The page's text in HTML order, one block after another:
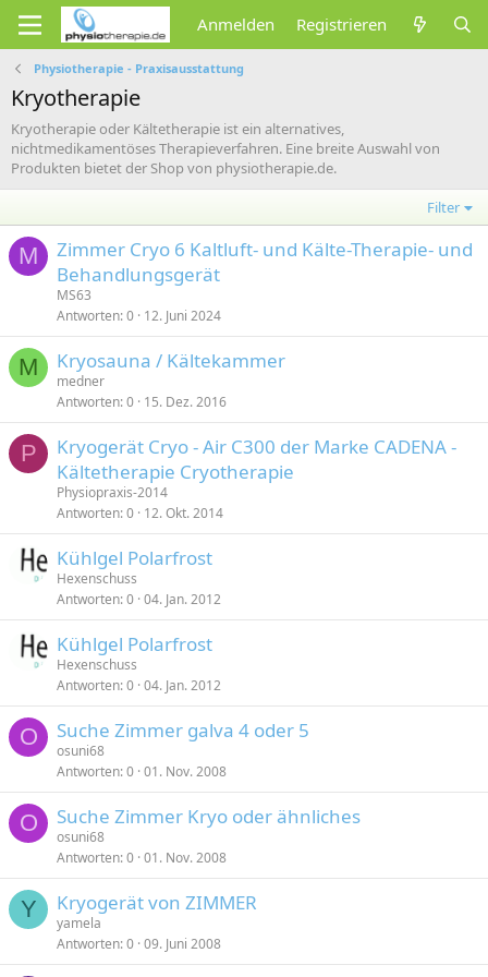
Anmelden Registrieren
Physiotherapie - Praxisausstattung
Kryotherapie
Kryotherapie oder Kältetherapie ist ein alternatives,
nichtmedikamentöses Therapieverfahren. Eine breite Auswahl von
Produkten bietet der Shop von physiotherapie.de.
Filter
M
Zimmer Cryo 6 Kaltluft- und Kälte-Therapie- und
Behandlungsgerät
MS63
Antworten 0 12. Juni 2024
M Kryosauna / Kältekammer
medner
Antworten 0 15. Dez. 2016
P
Kryogerät Cryo - Air C300 der Marke CADENA -
Kältetherapie Cryotherapie
Physiopraxis-2014
Antworten 0 12. Okt. 2014
Kühlgel Polarfrost
Hexenschuss
Antworten 0 04. Jan. 2012
Kühlgel Polarfrost
Hexenschuss
Antworten 0 04. Jan. 2012
O Suche Zimmer galva 4 oder 5
osuni68
Antworten 0 01. Nov. 2008
O Suche Zimmer Kryo oder ähnliches
osuni68
Antworten 0 01. Nov. 2008
Y Kryogerät von ZIMMER
yamela
Antworten 0 09. Juni 2008